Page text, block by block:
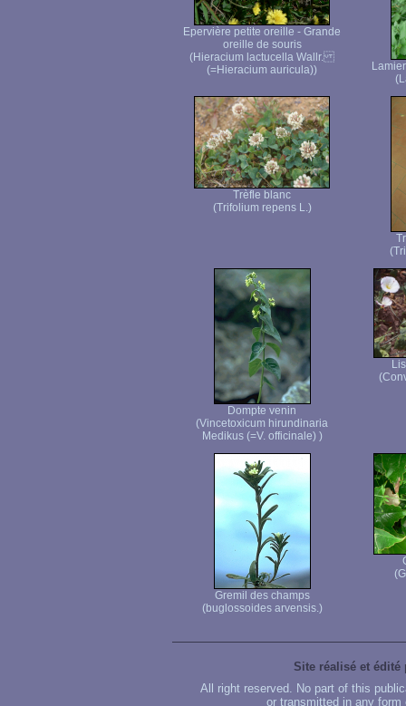
Epervière petite oreille - Grande
oreille de souris
(Hieracium lactucella Wallr.
(=Hieracium auricula))
Trèfle blanc
(Trifolium repens L.)
Dompte venin
(Vincetoxicum hirundinaria
Medikus (=V. officinale) )
Gremil des champs
(buglossoides arvensis.)
Site réalisé et édité
All right reserved. No part of this
or transmitted in any